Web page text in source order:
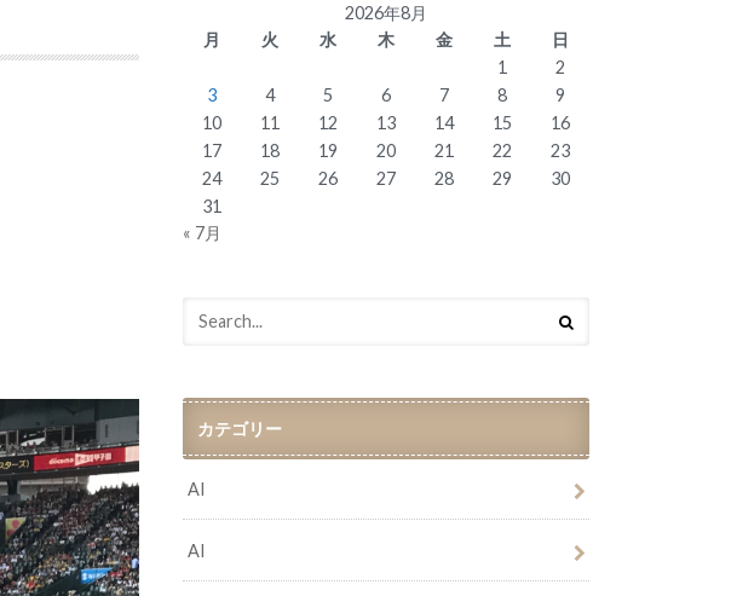
2026年8月
月
火 水 木 金 土
日
1
2
3
4 5 6 7 8
9
10
11 12 13 14 15
16
17
18 19 20 21 22
23
24
25 26 27 28 29
30
31
« 7月
カテゴリー
AI
AI